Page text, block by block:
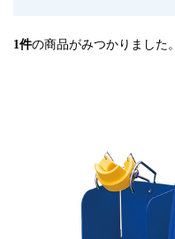
1件の商品がみつかりました。